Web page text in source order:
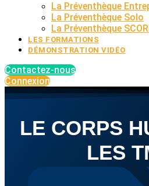
La Préventhèque
La Préventhèque Solo
La Préventhèque
LES FORMATIONS
DÉMONSTRATION VIDÉO
Contactez-nous
Connexion
LE CORPS
LES